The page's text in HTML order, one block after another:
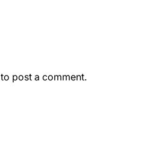
to post a comment.